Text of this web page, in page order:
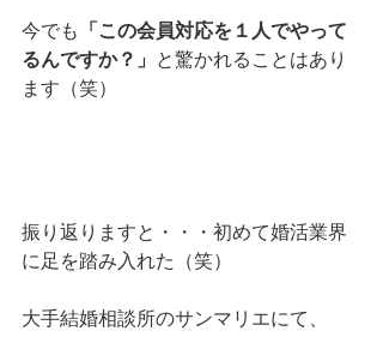
今でも 「この会員対応を１人でやって
るんですか？」 と驚かれることはあり
ます（笑）
振り返りますと・・・初めて婚活業界
に足を踏み入れた（笑）
大手結婚相談所のサンマリエにて、